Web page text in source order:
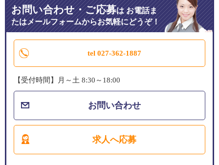
お問い合わせ・ご応募はお電話ま
たはメールフォームからお気軽にどうぞ！
tel 027-362-1887
【受付時間】月～土 8:30～18:00
お問い合わせ
求人へ応募